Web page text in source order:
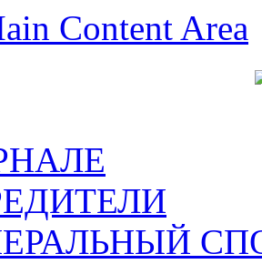
Content Area